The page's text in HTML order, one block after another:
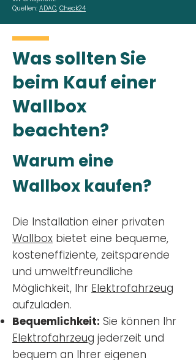
Quellen: ADAC, Check24
Was sollten Sie
beim Kauf einer
Wallbox
beachten?
Warum eine
Wallbox kaufen?
Die Installation einer privaten
Wallbox bietet eine bequeme,
kosteneffiziente, zeitsparende
und umweltfreundliche
Möglichkeit, Ihr Elektrofahrzeug
aufzuladen.
Bequemlichkeit: Sie können Ihr
Elektrofahrzeug jederzeit und
bequem an Ihrer eigenen